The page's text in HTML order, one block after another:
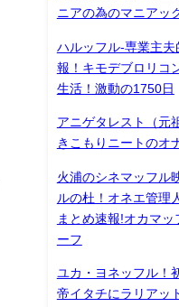
ニアの為のマニアッ
ハルッフル-専業主
報！キモデブロリコ
生活！激動の1750日
アニゲタレスト（
きこもりニートのオ
火浦のシネマッフル
ルの杜！オネエ管理
まとめ速報!オカマ
ーフ
ユカ・ヨネッフル！
帝イタチにラリアッ